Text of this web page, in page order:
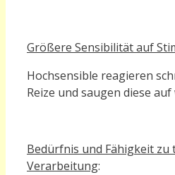
Größere Sensibilität auf
Hochsensible reagieren
Reize und saugen diese auf
Bedürfnis und Fähigkeit
Verarbeitung: